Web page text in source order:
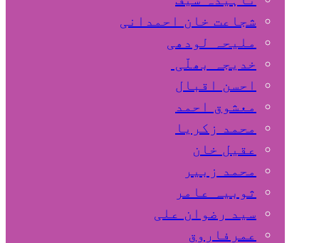
شجاعت خان احمدانی
ملیحہ لودھی
خدیجہ بھلّی
احسن اقبال
معشوق احمد
محمد زکریا
عقیل خان
محمد زبیر
ثوبیہ عامر
سید رضوان علی
عمرفاروق